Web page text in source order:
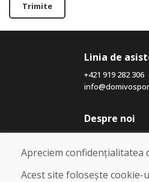
Trimite
Linia de
+421 919 282 306
Despre noi
Blog
Despre noi
Magazin
Contact
Apreciem confidențialitatea
Acest site folosește